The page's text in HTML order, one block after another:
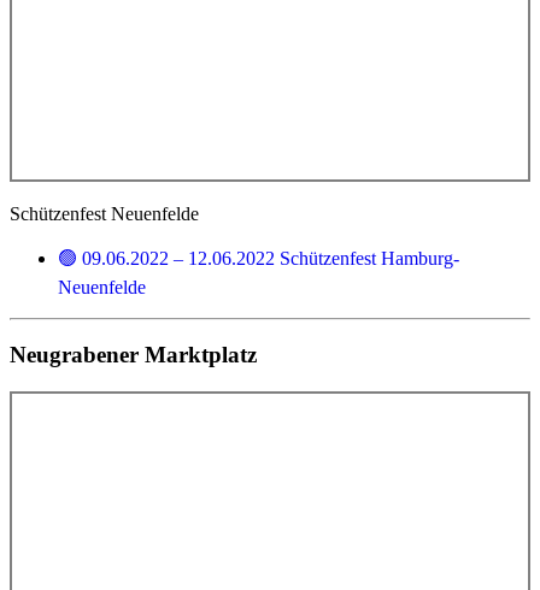
Schützenfest Neuenfelde
🟢 09.06.2022 – 12.06.2022 Schützenfest Hamburg-
Neuenfelde
Neugrabener Marktplatz